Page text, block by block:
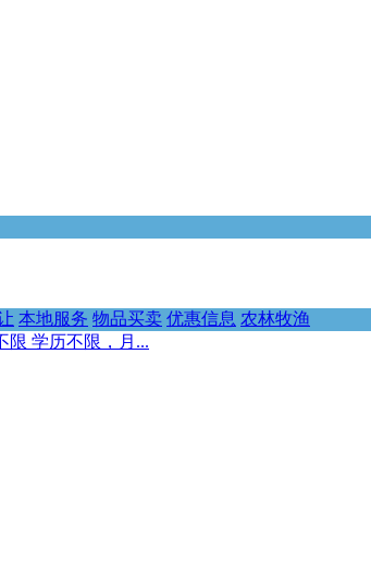
本地服务 物品买卖 优惠信息 农林牧渔
限 学历不限，月...